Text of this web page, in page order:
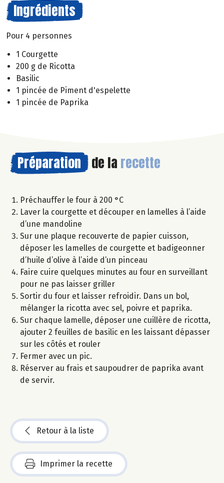
Ingrédients
Pour 4 personnes
1 Courgette
200 g de Ricotta
Basilic
1 pincée de Piment d'espelette
1 pincée de Paprika
Préparation de la recette
Préchauffer le four à 200 °C
Laver la courgette et découper en lamelles à l’aide
d’une mandoline
Sur une plaque recouverte de papier cuisson,
déposer les lamelles de courgette et badigeonner
d’huile d’olive à l’aide d’un pinceau
Faire cuire quelques minutes au four en surveillant
pour ne pas laisser griller
Sortir du four et laisser refroidir. Dans un bol,
mélanger la ricotta avec sel, poivre et paprika.
Sur chaque lamelle, déposer une cuillère de ricotta,
ajouter 2 feuilles de basilic en les laissant dépasser
sur les côtés et rouler
Fermer avec un pic.
Réserver au frais et saupoudrer de paprika avant
de servir.
Retour à la liste
Imprimer la recette